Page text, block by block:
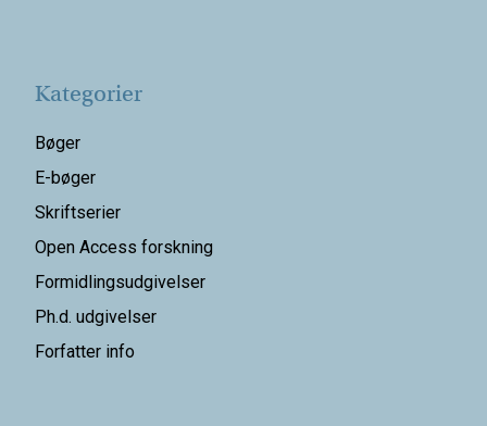
Kategorier
Bøger
E-bøger
Skriftserier
Open Access forskning
Formidlingsudgivelser
Ph.d. udgivelser
Forfatter info